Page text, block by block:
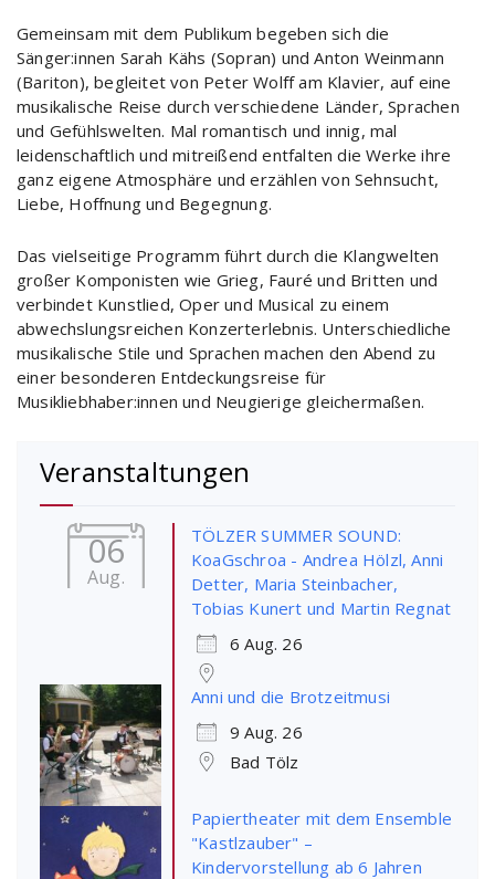
Gemeinsam mit dem Publikum begeben sich die
Sänger:innen Sarah Kähs (Sopran) und Anton Weinmann
(Bariton), begleitet von Peter Wolff am Klavier, auf eine
musikalische Reise durch verschiedene Länder, Sprachen
und Gefühlswelten. Mal romantisch und innig, mal
leidenschaftlich und mitreißend entfalten die Werke ihre
ganz eigene Atmosphäre und erzählen von Sehnsucht,
Liebe, Hoffnung und Begegnung.
Das vielseitige Programm führt durch die Klangwelten
großer Komponisten wie Grieg, Fauré und Britten und
verbindet Kunstlied, Oper und Musical zu einem
abwechslungsreichen Konzerterlebnis. Unterschiedliche
musikalische Stile und Sprachen machen den Abend zu
einer besonderen Entdeckungsreise für
Musikliebhaber:innen und Neugierige gleichermaßen.
Veranstaltungen
06
Aug.
TÖLZER SUMMER SOUND:
KoaGschroa - Andrea Hölzl, Anni
Detter, Maria Steinbacher,
Tobias Kunert und Martin Regnat
6 Aug. 26
Anni und die Brotzeitmusi
9 Aug. 26
Bad Tölz
Papiertheater mit dem Ensemble
"Kastlzauber" –
Kindervorstellung ab 6 Jahren